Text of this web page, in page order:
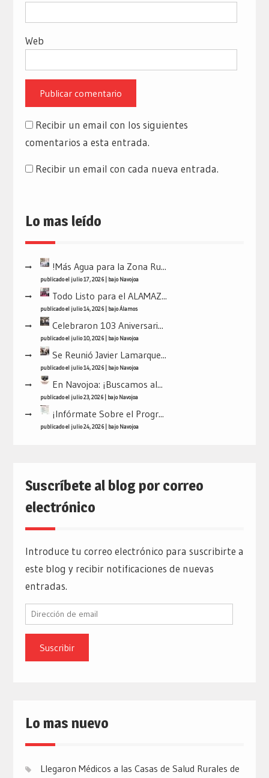
Web
Recibir un email con los siguientes
comentarios a esta entrada.
Recibir un email con cada nueva entrada.
Lo mas leído
!Más Agua para la Zona Ru...
publicado el julio 17, 2026| bajoNavojoa
Todo Listo para el ALAMAZ...
publicado el julio 14, 2026| bajoÁlamos
Celebraron 103 Aniversari...
publicado el julio 10, 2026| bajoNavojoa
Se Reunió Javier Lamarque...
publicado el julio 14, 2026| bajoNavojoa
En Navojoa: ¡Buscamos al...
publicado el julio 23, 2026| bajoNavojoa
¡Infórmate Sobre el Progr...
publicado el julio 24, 2026| bajoNavojoa
Suscríbete al blog por correo
electrónico
Introduce tu correo electrónico para suscribirte a
este blog y recibir notificaciones de nuevas
entradas.
Dirección
email
Lo mas nuevo
Llegaron Médicos a las Casas de Salud Rurales de